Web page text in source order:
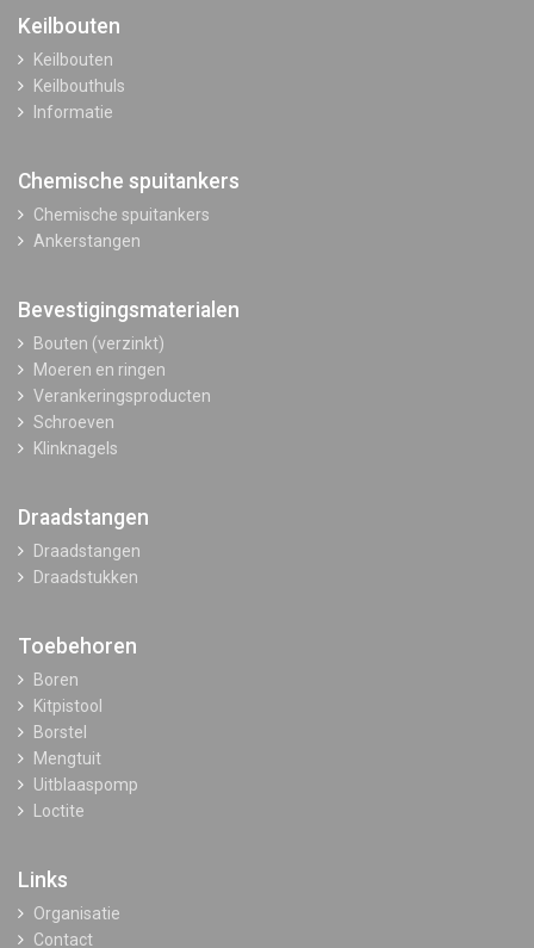
Keilbouten
Keilbouten
Keilbouthuls
Informatie
Chemische spuitankers
Chemische spuitankers
Ankerstangen
Bevestigingsmaterialen
Bouten (verzinkt)
Moeren en ringen
Verankeringsproducten
Schroeven
Klinknagels
Draadstangen
Draadstangen
Draadstukken
Toebehoren
Boren
Kitpistool
Borstel
Mengtuit
Uitblaaspomp
Loctite
Links
Organisatie
Contact